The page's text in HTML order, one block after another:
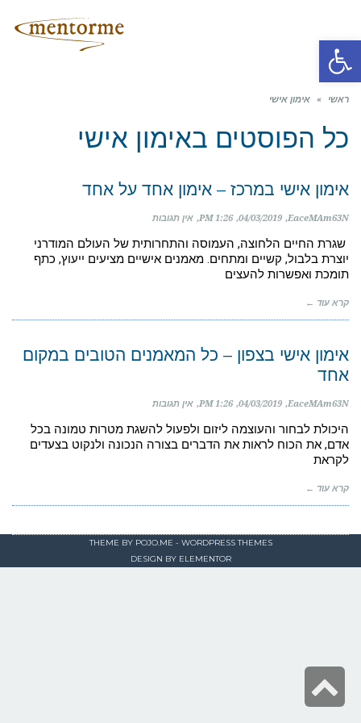
פתח סרגל נגישות
ראשי » אימון אישי
כל הפוסטים באימון אישי
אימון אישי במרכז – אימון אחד על אחד
EaceMAm63N
04/03/2019
1:26 PM אין תגובות
שגרת החיים הלחוצה, העמוסה והתחרותית של העולם המודרני
יוצרת בלבול, קשיים ומתחים. מאמנים אישיים מציעים ייעוץ, כתף
תומכת ואפשרות להעצים
קרא עוד ←
אימון אישי בצפון – כל המאמנים הטובים במקום
אחד
EaceMAm63N
04/03/2019
1:26 PM אין תגובות
היכולת לבחור והעוצמה ליזום ולפעול להשגת מטרות טמונה בכל
אדם, את הכוח לראות את הדברים בצורה הנכונה ולנקוט בצעדים
לקראת
קרא עוד ←
THEME BY POJO.ME - WORDPRESS THEMES
DESIGN BY ELEMENTOR
לראש